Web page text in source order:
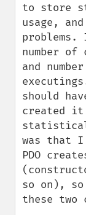
to store
usage,
problems.
number of
and
should
created it
was that I
PDO
so on),
these two